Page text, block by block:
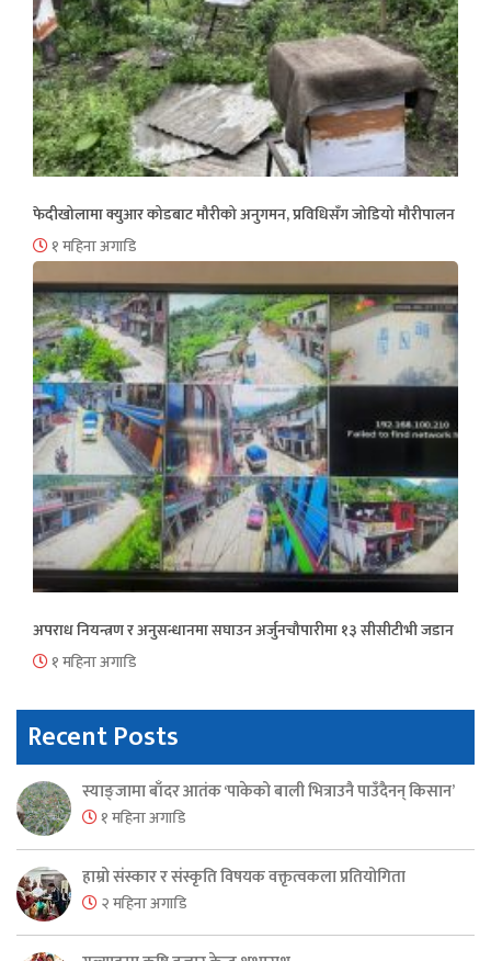
फेदीखोलामा क्युआर कोडबाट मौरीको अनुगमन, प्रविधिसँग जोडियो मौरीपालन
१ महिना अगाडि
अपराध नियन्त्रण र अनुसन्धानमा सघाउन अर्जुनचौपारीमा १३ सीसीटीभी जडान
१ महिना अगाडि
Recent Posts
स्याङ्जामा बाँदर आतंक ‘पाकेको बाली भित्राउनै पाउँदैनन् किसान’
१ महिना अगाडि
हाम्रो संस्कार र संस्कृति विषयक वक्तृत्वकला प्रतियोगिता
२ महिना अगाडि